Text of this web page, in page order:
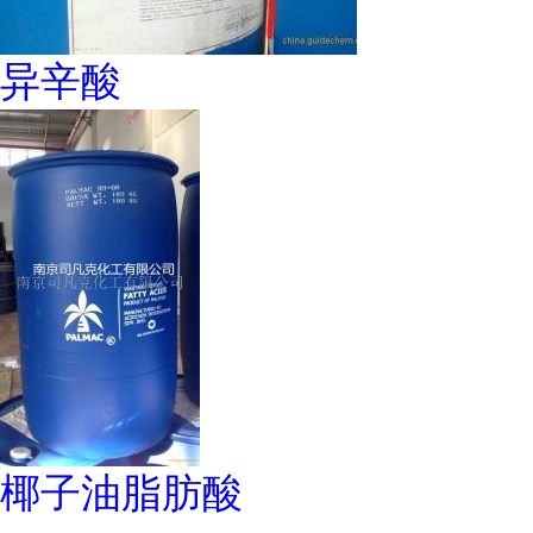
异辛酸
椰子油脂肪酸